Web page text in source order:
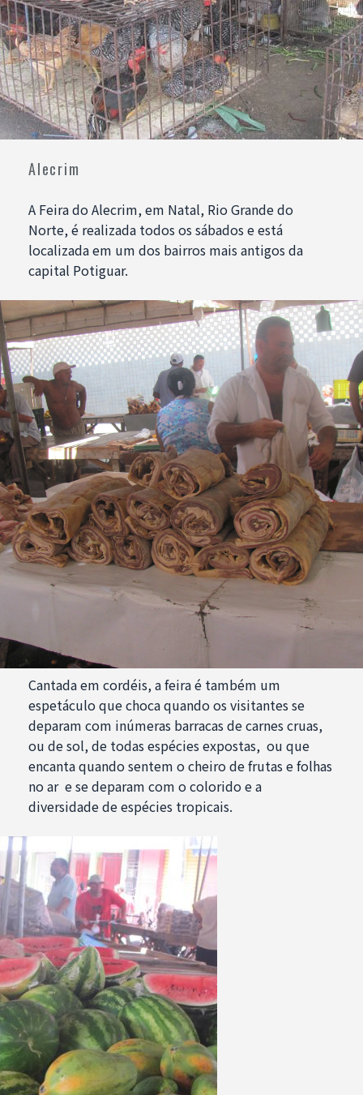
Alecrim
A Feira do Alecrim, em Natal, Rio Grande do
Norte, é realizada todos os sábados e está
localizada em um dos bairros mais antigos da
capital Potiguar.
Cantada em cordéis, a feira é também um
espetáculo que choca quando os visitantes se
deparam com inúmeras barracas de carnes cruas,
ou de sol, de todas espécies expostas, ou que
encanta quando sentem o cheiro de frutas e folhas
no ar e se deparam com o colorido e a
diversidade de espécies tropicais.